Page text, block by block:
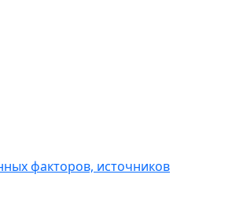
факторов, источников